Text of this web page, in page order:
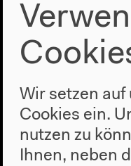
Das Anthropozän
Haus
Architektur
Geschichte
Besuch
Wir setzen
Cookies ein.
nutzen zu
Ihnen, neben